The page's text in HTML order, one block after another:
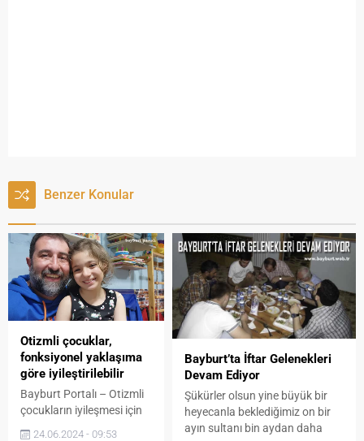
Benzer Konular
Otizmli çocuklar,
fonksiyonel yaklaşıma
göre iyileştirilebilir
Bayburt Portalı – Otizmli
çocukların iyileşmesi için
24.06.2024 - 09:53
Bayburt’ta İftar Gelenekleri
Devam Ediyor
Şükürler olsun yine büyük bir
heyecanla beklediğimiz on bir
ayın sultanı bin aydan daha